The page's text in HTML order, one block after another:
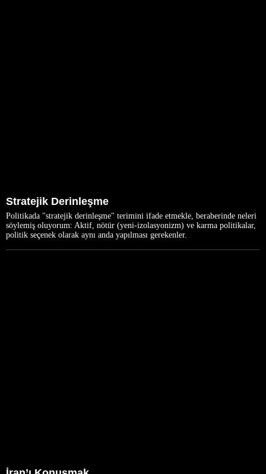
Stratejik Derinleşme
Politikada "stratejik derinleşme" terimini ifade etmekle, beraberinde neleri
söylemiş oluyorum: Aktif, nötür (yeni-izolasyonizm) ve karma politikalar,
politik seçenek olarak aynı anda yapılması gerekenler.